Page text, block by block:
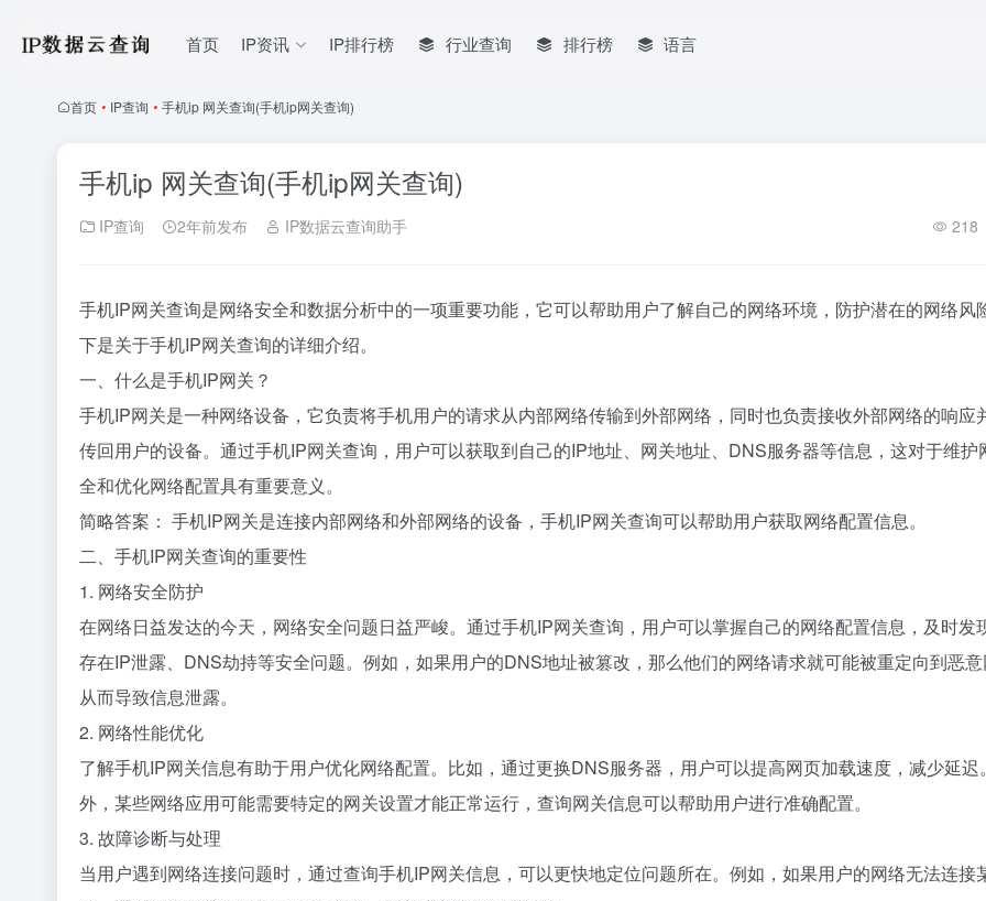
首页 IP资讯 IP排行榜 行业查询 排行榜 语言
首页 • IP查询 • 手机ip 网关查询(手机ip网关查询)
手机ip 网关查询(手机ip网关查询)
IP查询 2年前发布 IP数据云查询助手 218
手机IP网关查询是网络安全和数据分析中的一项重要功能，它可以帮助用户了解自己的网络环境，防护潜在的网络风
下是关于手机IP网关查询的详细介绍。
一、什么是手机IP网关？
手机IP网关是一种网络设备，它负责将手机用户的请求从内部网络传输到外部网络，同时也负责接收外部网络的响应
传回用户的设备。通过手机IP网关查询，用户可以获取到自己的IP地址、网关地址、DNS服务器等信息，这对于维护
全和优化网络配置具有重要意义。
简略答案： 手机IP网关是连接内部网络和外部网络的设备，手机IP网关查询可以帮助用户获取网络配置信息。
二、手机IP网关查询的重要性
1. 网络安全防护
在网络日益发达的今天，网络安全问题日益严峻。通过手机IP网关查询，用户可以掌握自己的网络配置信息，及时发
存在IP泄露、DNS劫持等安全问题。例如，如果用户的DNS地址被篡改，那么他们的网络请求就可能被重定向到恶意
从而导致信息泄露。
2. 网络性能优化
了解手机IP网关信息有助于用户优化网络配置。比如，通过更换DNS服务器，用户可以提高网页加载速度，减少延迟
外，某些网络应用可能需要特定的网关设置才能正常运行，查询网关信息可以帮助用户进行准确配置。
3. 故障诊断与处理
当用户遇到网络连接问题时，通过查询手机IP网关信息，可以更快地定位问题所在。例如，如果用户的网络无法连接